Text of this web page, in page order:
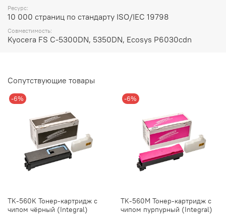
Ресурс:
10 000 страниц по стандарту ISO/IEC 19798
Совместимость:
Kyocera FS C-5300DN, 5350DN, Ecosys P6030cdn
Сопутствующие товары
-6%
TK-560K Тонер-картридж с
чипом чёрный (Integral)
-6%
TK-560M Тонер-картридж с
чипом пурпурный (Integral)